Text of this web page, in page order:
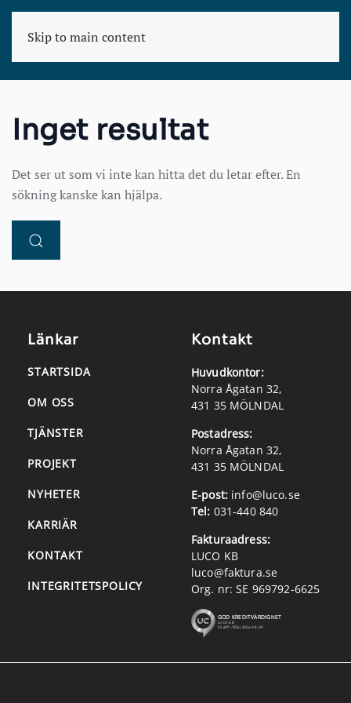
Skip to main content
KONSULT
Inget resultat
Det ser ut som vi inte kan hitta det du letar efter. En
sökning kanske kan hjälpa.
Länkar
STARTSIDA
OM OSS
TJÄNSTER
PROJEKT
NYHETER
KARRIÄR
KONTAKT
INTEGRITETSPOLICY
Kontakt
Huvudkontor:
Norra Ågatan 32,
431 35 MÖLNDAL
Postadress:
Norra Ågatan 32,
431 35 MÖLNDAL
E-post: info@luco.se
Tel: 031-440 840
Fakturaadress:
LUCO KB
luco@faktura.se
Org. nr: SE 969792-6625